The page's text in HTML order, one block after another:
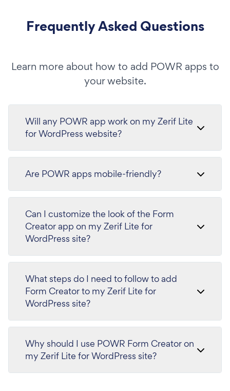
Frequently Asked Questions
Learn more about how to add POWR apps to
your website.
Will any POWR app work on my Zerif Lite
for WordPress website?
Are POWR apps mobile-friendly?
Can I customize the look of the Form
Creator app on my Zerif Lite for
WordPress site?
What steps do I need to follow to add
Form Creator to my Zerif Lite for
WordPress site?
Why should I use POWR Form Creator on
my Zerif Lite for WordPress site?